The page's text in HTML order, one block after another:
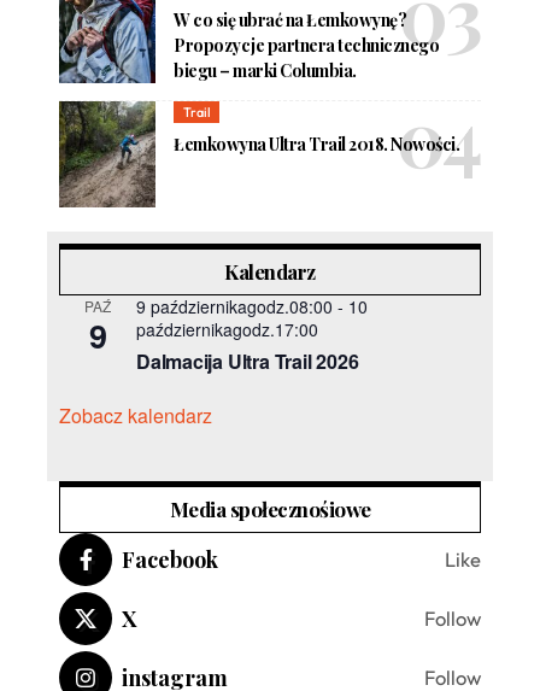
W co się ubrać na Łemkowynę?
Propozycje partnera technicznego
biegu – marki Columbia.
Trail
Łemkowyna Ultra Trail 2018. Nowości.
Kalendarz
PAŹ
9
9 październikagodz.08:00 - 10
październikagodz.17:00
Dalmacija Ultra Trail 2026
Zobacz kalendarz
Media społecznośiowe
Facebook Like
X Follow
instagram Follow